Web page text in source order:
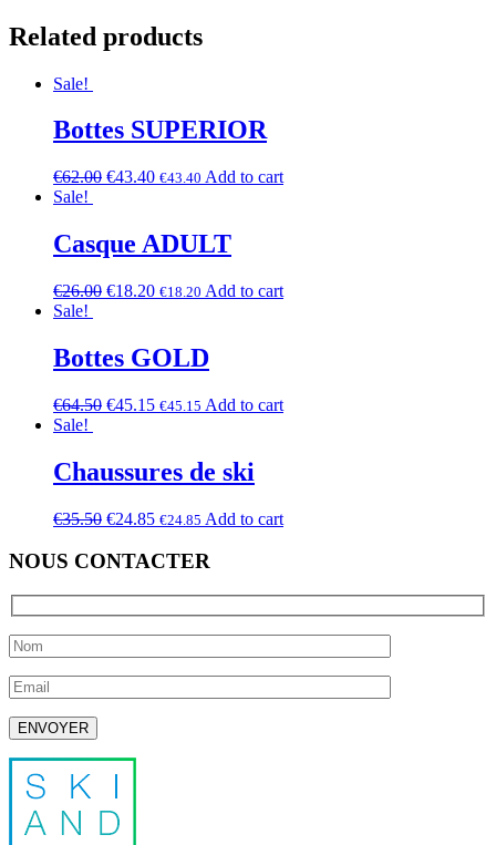
Related products
Sale!
Bottes SUPERIOR
€62.00 €43.40 €43.40 Add to cart
Sale!
Casque ADULT
€26.00 €18.20 €18.20 Add to cart
Sale!
Bottes GOLD
€64.50 €45.15 €45.15 Add to cart
Sale!
Chaussures de ski
€35.50 €24.85 €24.85 Add to cart
NOUS CONTACTER
Laissez ce champ vide.